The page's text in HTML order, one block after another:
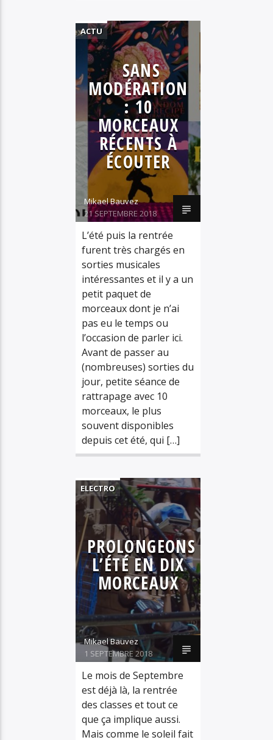
ACTU
ALTERNATIVE
ELECTRO
HIP HOP
MUSIQUE
PLAYLIST
POP
R&B
SÉLECTIONS
SOUL
SANS
MODÉRATION
: 10
MORCEAUX
RÉCENTS À
ÉCOUTER
Mikael Bauvez
21 SEPTEMBRE 2018
L’été puis la rentrée
furent très chargés en
sorties musicales
intéressantes et il y a un
petit paquet de
morceaux dont je n’ai
pas eu le temps ou
l’occasion de parler ici.
Avant de passer au
(nombreuses) sorties du
jour, petite séance de
rattrapage avec 10
morceaux, le plus
souvent disponibles
depuis cet été, qui […]
ELECTRO
FUNK
HIP HOP
MUSIQUE
PLAYLIST
SÉLECTIONS
PROLONGEONS
L’ÉTÉ EN DIX
MORCEAUX
Mikael Bauvez
1 SEPTEMBRE 2018
Le mois de Septembre
est déjà là, la rentrée
des classes et tout ce
que ça implique aussi.
Mais comme le soleil fait